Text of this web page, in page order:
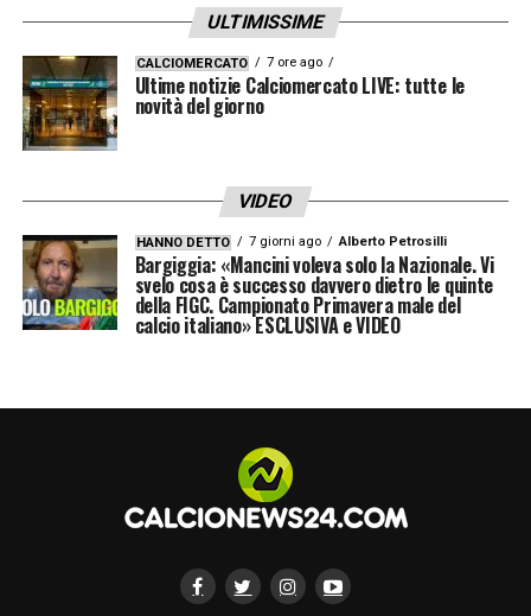
ULTIMISSIME
CALCIOMERCATO 7 ore ago
Ultime notizie Calciomercato LIVE: tutte le
novità del giorno
VIDEO
HANNO DETTO 7 giorni ago Alberto Petrosilli
Bargiggia: «Mancini voleva solo la Nazionale. Vi
svelo cosa è successo davvero dietro le quinte
della FIGC. Campionato Primavera male del
calcio italiano» ESCLUSIVA e VIDEO